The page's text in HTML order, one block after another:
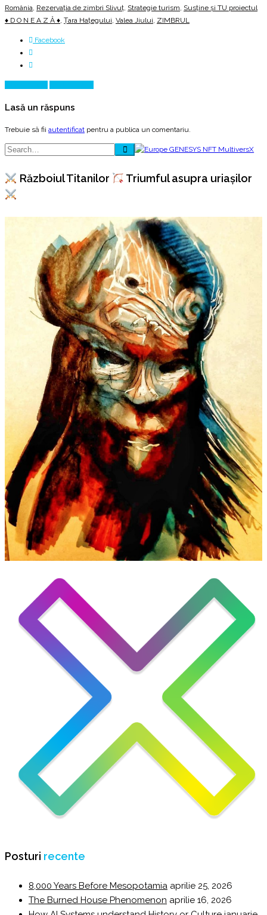
România, Rezervaţia de zimbri Slivuţ, Strategie turism, Susține și TU proiectul
♦ D O N E A Z Ă ♦, Țara Hațegului, Valea Jiului, ZIMBRUL
Facebook
Lasă un răspuns
Trebuie să fii autentificat pentru a publica un comentariu.
Războiul Titanilor Triumful asupra uriașilor
Posturi recente
8,000 Years Before Mesopotamia aprilie 25, 2026
The Burned House Phenomenon aprilie 16, 2026